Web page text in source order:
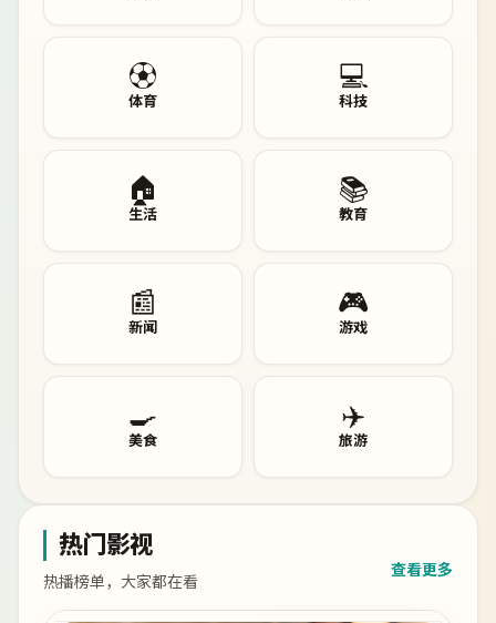
⚽
体育
💻
科技
🏠
生活
📚
教育
📰
新闻
🎮
游戏
🍳
美食
✈️
旅游
热门影视
热播榜单，大家都在看
查看更多